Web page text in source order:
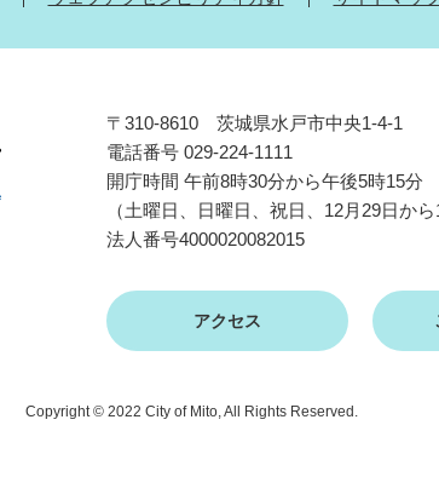
〒310-8610 茨城県水戸市中央1-4-1
電話番号 029-224-1111
開庁時間 午前8時30分から午後5時15分
（土曜日、日曜日、祝日、12月29日から
法人番号4000020082015
アクセス
Copyright © 2022 City of Mito, All Rights Reserved.